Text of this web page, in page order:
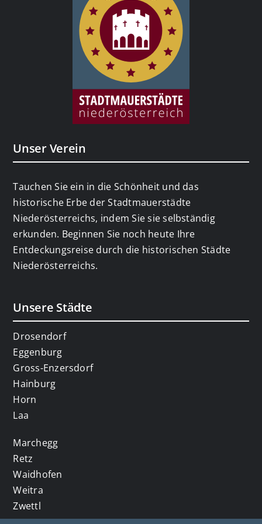
Unser Verein
Tauchen Sie ein in die Schönheit und das
historische Erbe der Stadtmauerstädte
Niederösterreichs, indem Sie sie selbständig
erkunden. Beginnen Sie noch heute Ihre
Entdeckungsreise durch die historischen Städte
Niederösterreichs.
Unsere Städte
Drosendorf
Eggenburg
Gross-Enzersdorf
Hainburg
Horn
Laa
Marchegg
Retz
Waidhofen
Weitra
Zwettl